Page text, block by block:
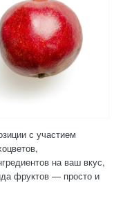
с участием
на ваш вкус,
фруктов — просто и